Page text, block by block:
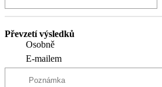
Převzetí výsledků
Osobně
E-mailem